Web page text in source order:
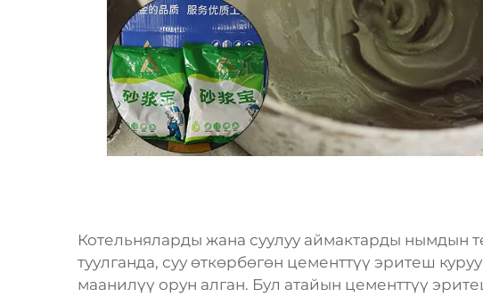
Котельняларды жана суулуу аймактарды нымдын
туулганда, суу өткөрбөгөн цементтүү эритеш
маанилүү орун алган. Бул атайын цементтүү